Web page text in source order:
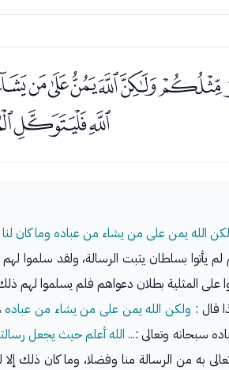
يمن على من يشاء من عباده وما كان لنا أن
يأتوا بسلطان يثبت الرسالة، ولقد سلموا لهم
على المثلية بطلان دعواهم فلم يسلموا لهم
قال : ولكن الله يمن على من يشاء من عباده
سبحانه وتعالى :... الله أعلم حيث يجعل رسالته...(
به من الرسالة منا وفضلا، وما كان ذلك